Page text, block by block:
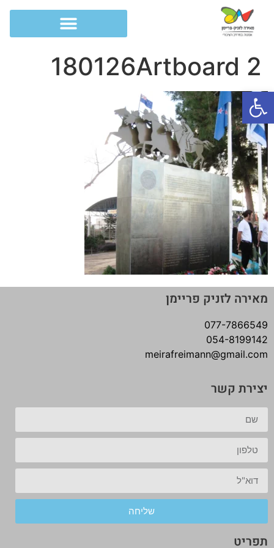
180126Artboard 2
מאירה לזניק פריימן
077-7866549
054-8199142
meirafreimann@gmail.com
יצירת קשר
שליחה
תפריט
פתח סרגל נגישות